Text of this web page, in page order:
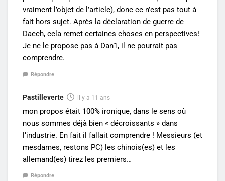
vraiment l’objet de l’article), donc ce n’est pas tout à
fait hors sujet. Après la déclaration de guerre de
Daech, cela remet certaines choses en perspectives!
Je ne le propose pas à Dan1, il ne pourrait pas
comprendre.
Répondre
Pastilleverte il y a 11 ans
mon propos était 100% ironique, dans le sens où
nous sommes déjà bien « décroissants » dans
l’industrie. En fait il fallait comprendre ! Messieurs (et
mesdames, restons PC) les chinois(es) et les
allemand(es) tirez les premiers…
Répondre